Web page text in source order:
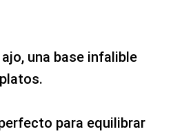
una base infalible
para equilibrar